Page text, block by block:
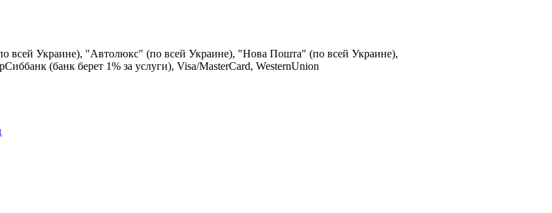
всей Украине), "Автолюкс" (по всей Украине), "Нова Пошта" (по всей Украине),
(банк берет 1% за услуги), Visa/МаsterСard, WesternUnion